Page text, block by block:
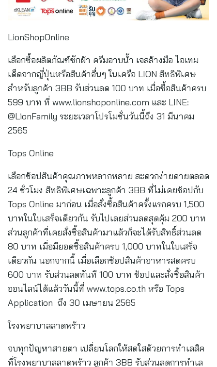
LionShopOnline
เลือกซื้อผลิตภัณฑ์ซักผ้า ครีมอาบน้ำ เจลล้างมือ ไอเทม
เด็ดจากญี่ปุ่นหรือสินค้าอื่นๆ ในเครือ LION สิทธิพิเศษ
สำหรับลูกค้า 3BB รับส่วนลด 100 บาท เมื่อซื้อสินค้าครบ
599 บาท ที่ www.lionshoponline.com และ LINE:
@LionFamily ระยะเวลาโปรโมชั่นวันนี้ถึง 31 มีนาคม
2565
Tops Online
เลือกช้อปสินค้าคุณภาพหลากหลาย สะดวกง่ายดายตลอด
24 ชั่วโมง สิทธิพิเศษเฉพาะลูกค้า 3BB ที่ไม่เคยช้อปกับ
Tops Online มาก่อน เมื่อสั่งซื้อสินค้าครั้งแรกครบ 1,500
บาทในใบเสร็จเดียวกัน รับไปเลยส่วนลดสุดคุ้ม 200 บาท
ส่วนลูกค้าที่เคยสั่งซื้อสินค้ามาแล้วก็จะได้รับสิทธิ์ส่วนลด
80 บาท เมื่อมียอดซื้อสินค้าครบ 1,000 บาทในใบเสร็จ
เดียวกัน นอกจากนี้ เมื่อเลือกช้อปสินค้าอาหารสดครบ
600 บาท รับส่วนลดทันที 100 บาท ช้อปและสั่งซื้อสินค้า
ออนไลน์ได้แล้ววันนี้ที่ www.tops.co.th หรือ Tops
Application ถึง 30 เมษายน 2565
โรงพยาบาลลาดพร้าว
จบทุกปัญหาสายตา เปลี่ยนโลกให้สดใสด้วยการทำเลสิค
ที่โรงพยาบาลลาดพร้าว ลูกค้า 3BB รับส่วนลดการทำเล